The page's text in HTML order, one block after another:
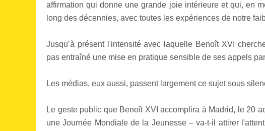
affirmation qui donne une grande joie intérieure et qui, en
long des décennies, avec toutes les expériences de notre
Jusqu’à présent l'intensité avec laquelle Benoît XVI
pas entraîné une mise en pratique sensible de ses appels
Les médias, eux aussi, passent largement ce sujet sous
Le geste public que Benoît XVI accomplira à Madrid, le 20
une Journée Mondiale de la Jeunesse – va-t-il attirer